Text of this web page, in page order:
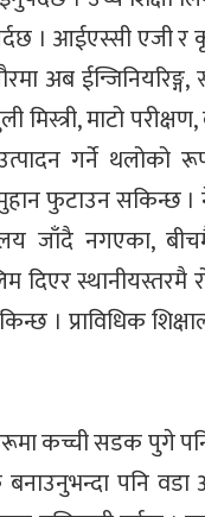
। आईएस्सी एजी
अब
मिस्त्री, माटो
गर्ने थलोको
फुटाउन सकिन्छ
जाँदै नगएका,
दिएर
। प्राविधिक
कच्ची सडक पुगे
पनि